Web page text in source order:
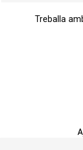
Treballa